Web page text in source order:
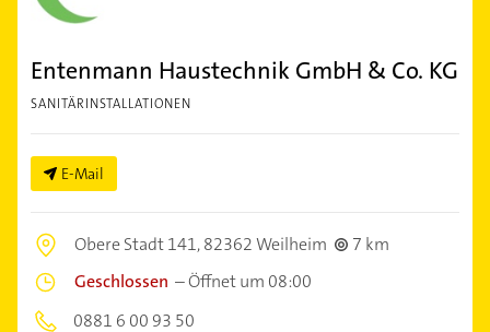
Entenmann Haustechnik GmbH & Co. KG
SANITÄRINSTALLATIONEN
E-Mail
Obere Stadt 141,82362 Weilheim
7 km
Geschlossen –Öffnet um 08:00
0881 6 00 93 50